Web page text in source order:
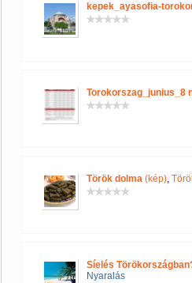
kepek_ayasofia-
Torokorszag_junius_8
Török dolma (kép),
Síelés
Nyaralás